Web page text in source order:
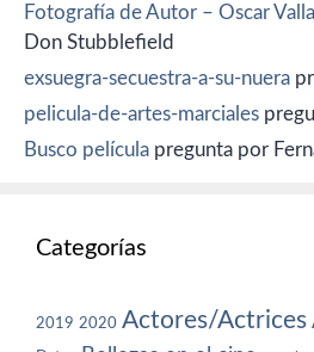
Fotografía de Autor – Oscar
Don Stubblefield
exsuegra-secuestra-a-su-nuera
pelicula-de-artes-marciales
Busco película pregunta por
Categorías
2019 2020 Actores/Actrices